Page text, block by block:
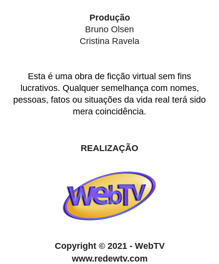
Produção
Bruno Olsen
Cristina Ravela
Esta é uma obra de ficção virtual sem fins
lucrativos. Qualquer semelhança com nomes,
pessoas, fatos ou situações da vida real terá sido
mera coincidência.
REALIZAÇÃO
Copyright © 2021 - WebTV
www.redewtv.com